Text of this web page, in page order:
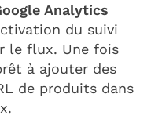
Analytics
du suivi
le flux. Une fois
à ajouter des
de produits dans